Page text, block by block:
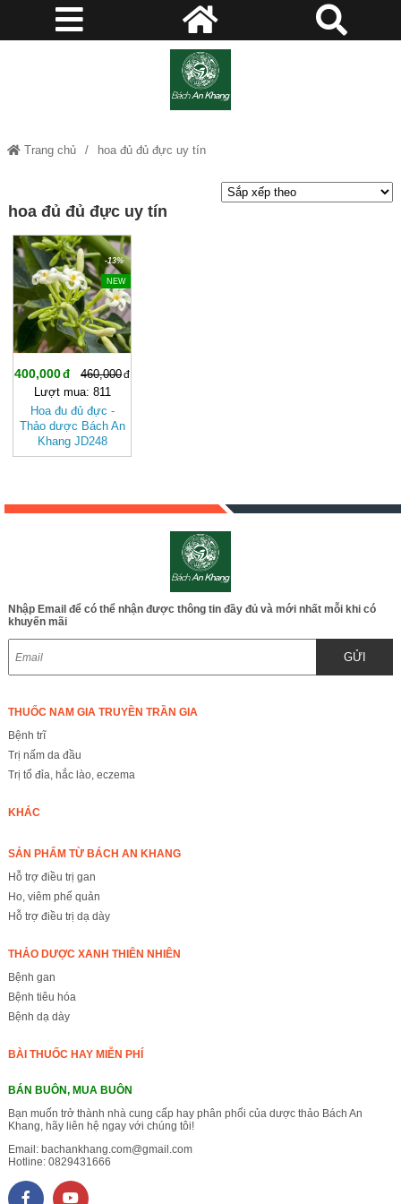
Trang chủ hoa đủ đủ đực uy tín
hoa đủ đủ đực uy tín
-13%
NEW
400,000
460,000
Lượt mua: 811
Hoa đu đủ đực -
Thảo dược Bách An
Khang JD248
hoadududuc
Nhập Email để có thể nhận được thông tin đầy đủ và mới nhất mỗi khi có
khuyến mãi
GỬI
THUỐC NAM GIA TRUYỀN TRẦN GIA
Bệnh trĩ
Trị nấm da đầu
Trị tổ đỉa, hắc lào, eczema
KHÁC
SẢN PHẨM TỪ BÁCH AN KHANG
Hỗ trợ điều trị gan
Ho, viêm phế quản
Hỗ trợ điều trị dạ dày
THẢO DƯỢC XANH THIÊN NHIÊN
Bệnh gan
Bệnh tiêu hóa
Bệnh dạ dày
BÀI THUỐC HAY MIỄN PHÍ
BÁN BUÔN, MUA BUÔN
Bạn muốn trở thành nhà cung cấp hay phân phối của dược thảo Bách An
Khang, hãy liên hệ ngay với chúng tôi!
Email: bachankhang.com@gmail.com
Hotline: 0829431666